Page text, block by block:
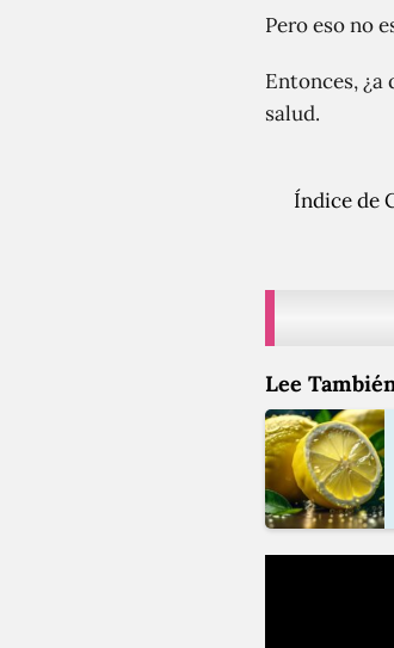
Pero eso no
Entonces,
salud.
Índice de
Lee